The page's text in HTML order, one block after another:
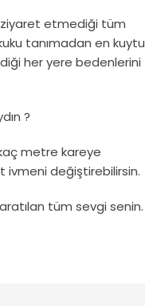
ziyaret etmediği tüm
tanımadan en kuytu
her yere bedenlerini
?
kaç metre kareye
ivmeni değiştirebilirsin.
tüm sevgi senin.